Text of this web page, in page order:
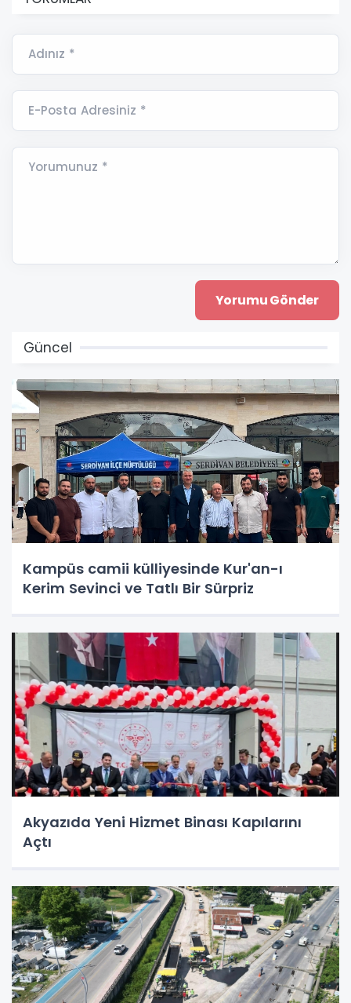
Adınız *
E-Posta Adresiniz *
Yorumunuz *
Güncel
Kampüs camii külliyesinde Kur'an-ı
Kerim Sevinci ve Tatlı Bir Sürpriz
Akyazıda Yeni Hizmet Binası Kapılarını
Açtı